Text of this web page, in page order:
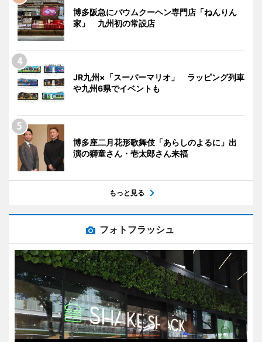
博多阪急にバウムクーヘン専門店「ねんりん
家」 九州初の常設店
JR九州×「スーパーマリオ」 ラッピング列車
や九州6県でイベントも
博多座二月花形歌舞伎「あらしのよるに」出
演の獅童さん・壱太郎さん来福
もっと見る
フォトフラッシュ